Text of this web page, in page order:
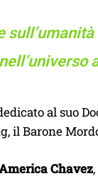
al suo
il Barone
Chavez,